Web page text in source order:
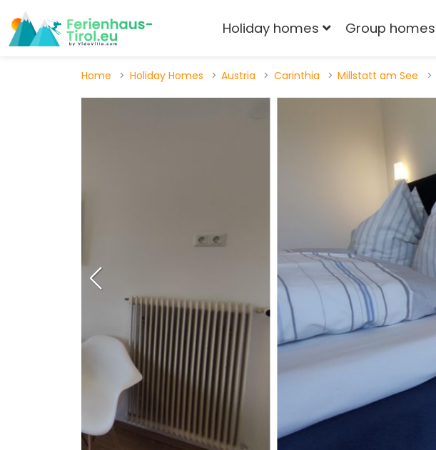
Holiday homes Group homes
Home Holiday Homes Austria Carinthia Millstatt am See